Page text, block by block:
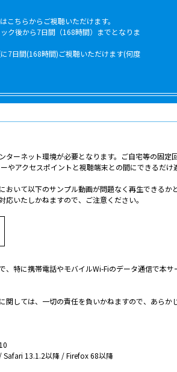
ちらからご視聴いただけます。
ク後から7日間（168時間）までとなりま
7日間(168時間)ご視聴いただけます(何度
ターネット環境が必要となります。ご自宅等の固定
やアクセスポイントと視聴端末との間にできるだけ
おいて以下のサンプル動画が問題なく再生できる
いたしかねますので、ご注意ください。
、特に携帯電話やモバイルWi-Fiのデータ通信で本
関しては、一切の責任を負いかねますので、あらか
Safari 13.1.2以降 / Firefox 68以降